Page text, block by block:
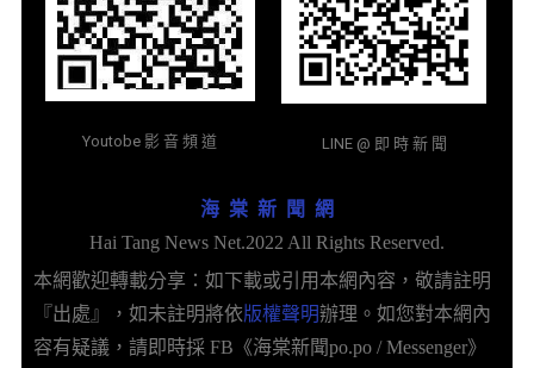
Youtobe 影 音 頻 道 LINE @ 即 時 新 聞
海 棠 新 聞 網
Hai Tang News Net.2022 All Rights Reserved.
本網歡迎轉載分享：如下載或引用本網內容，敬請註明
『出處』，如未註明將依版權聲明辦理。如您對本網內
容有疑議，請即時採 FB《海棠新聞po.po / Messenger》